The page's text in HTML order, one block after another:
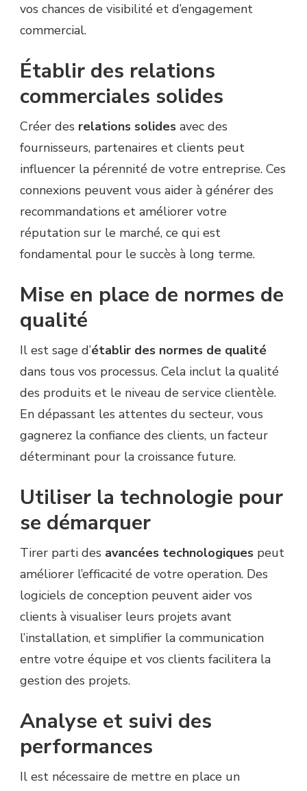
vos chances de visibilité et d’engagement
commercial.
Établir des relations
commerciales solides
Créer des relations solides avec des
fournisseurs, partenaires et clients peut
influencer la pérennité de votre entreprise. Ces
connexions peuvent vous aider à générer des
recommandations et améliorer votre
réputation sur le marché, ce qui est
fondamental pour le succès à long terme.
Mise en place de normes de
qualité
Il est sage d’établir des normes de qualité
dans tous vos processus. Cela inclut la qualité
des produits et le niveau de service clientèle.
En dépassant les attentes du secteur, vous
gagnerez la confiance des clients, un facteur
déterminant pour la croissance future.
Utiliser la technologie pour
se démarquer
Tirer parti des avancées technologiques peut
améliorer l’efficacité de votre operation. Des
logiciels de conception peuvent aider vos
clients à visualiser leurs projets avant
l’installation, et simplifier la communication
entre votre équipe et vos clients facilitera la
gestion des projets.
Analyse et suivi des
performances
Il est nécessaire de mettre en place un